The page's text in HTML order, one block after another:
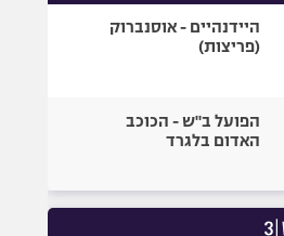
היידנהיים - אוסנברוק
(פריצות)
הפועל ב"ש - הכוכב
האדום בלגרד